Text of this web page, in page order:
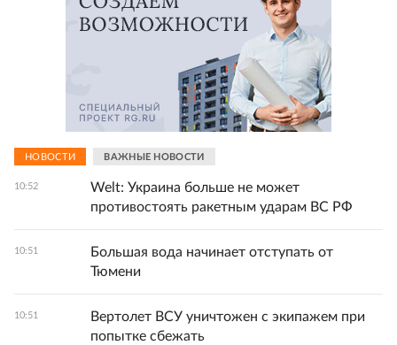
НОВОСТИ ВАЖНЫЕ НОВОСТИ
10:52
Welt: Украина больше не может
противостоять ракетным ударам ВС РФ
10:51
Большая вода начинает отступать от
Тюмени
10:51
Вертолет ВСУ уничтожен с экипажем при
попытке сбежать